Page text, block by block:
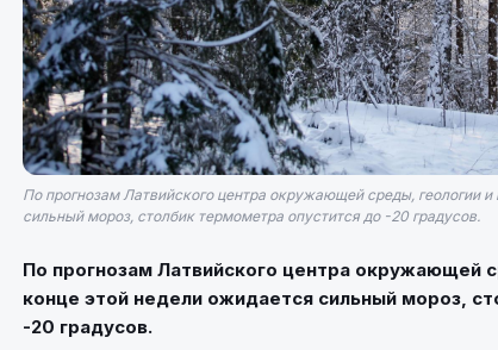
По прогнозам Латвийского центра окружающей среды, геологии
сильный мороз, столбик термометра опустится до -20 градусов.
По прогнозам Латвийского центра окружающей
конце этой недели ожидается сильный мороз,
-20 градусов.